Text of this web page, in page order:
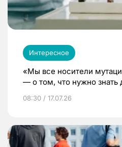
Интересное
«Мы все носители
— о том, что нужно знать
08:30 / 17.07.26